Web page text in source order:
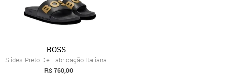
BOSS
Slides Preto De Fabricação Italiana Com ...
R$ 760,00